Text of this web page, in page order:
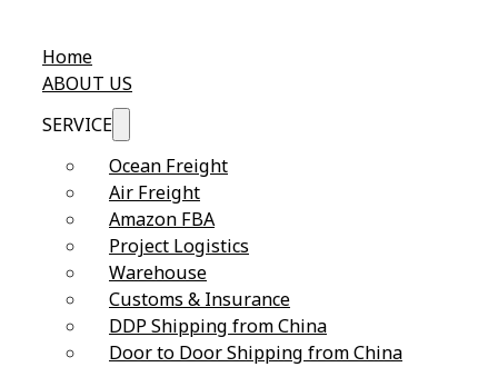
Home
ABOUT US
SERVICE
Ocean Freight
Air Freight
Amazon FBA
Project Logistics
Warehouse
Customs & Insurance
DDP Shipping from China
Door to Door Shipping from China